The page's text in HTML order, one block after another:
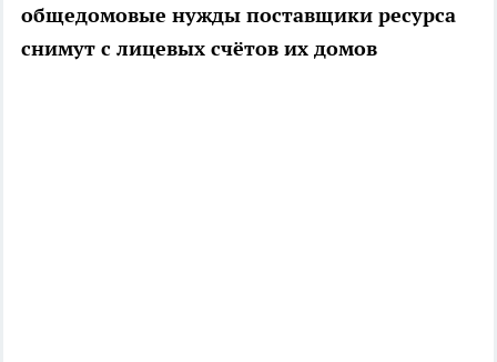
общедомовые нужды поставщики ресурса
снимут с лицевых счётов их домов